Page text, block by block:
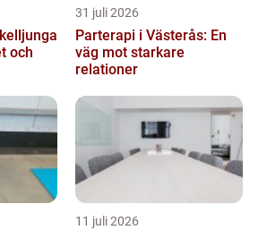
och
31 juli 2026
Parterapi i Västerås: En
väg mot starkare
relationer
11 juli 2026